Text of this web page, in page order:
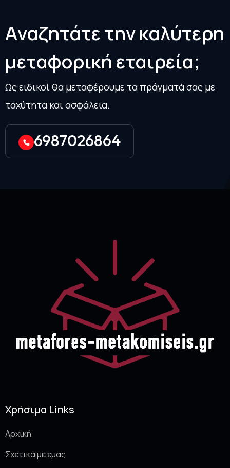
Αναζητάτετηνκαλύτερη
μεταφορική εταιρεία;
Ως ειδικοί θα μεταφέρουμε τα πράγματά σας με
ταχύτητα και ασφάλεια.
6987026864
Χρήσιμα Links
Αρχική
Σχετικά με εμάς